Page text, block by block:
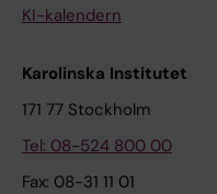
KI-kalendern
Karolinska Institutet
171 77 Stockholm
Tel: 08-524 800 00
Fax: 08-31 11 01